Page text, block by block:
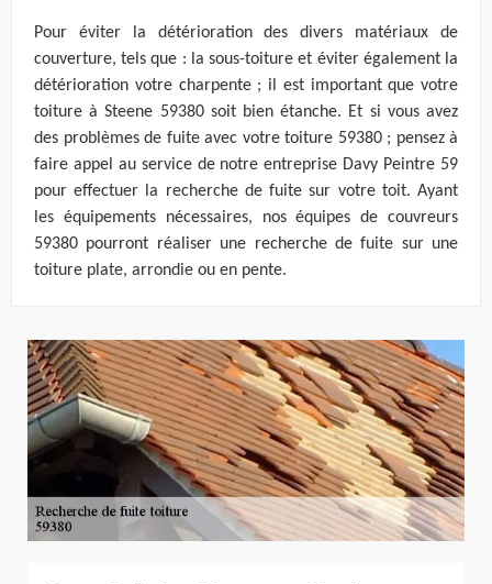
Pour éviter la détérioration des divers matériaux de
couverture, tels que : la sous-toiture et éviter également la
détérioration votre charpente ; il est important que votre
toiture à Steene 59380 soit bien étanche. Et si vous avez
des problèmes de fuite avec votre toiture 59380 ; pensez à
faire appel au service de notre entreprise Davy Peintre 59
pour effectuer la recherche de fuite sur votre toit. Ayant
les équipements nécessaires, nos équipes de couvreurs
59380 pourront réaliser une recherche de fuite sur une
toiture plate, arrondie ou en pente.